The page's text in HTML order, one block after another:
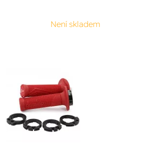
Není skladem